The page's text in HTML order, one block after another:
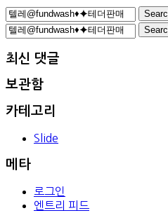
Search
for:
Search
for:
최신 댓글
보관함
카테고리
Slide
메타
로그인
엔트리 피드